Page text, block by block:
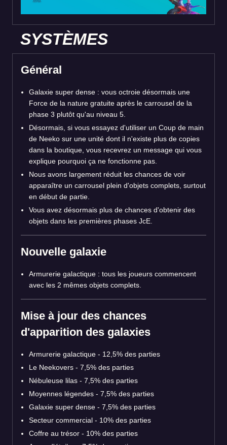
SYSTÈMES
Général
Galaxie super dense : vous octroie désormais une
Force de la nature gratuite après le carrousel de la
phase 3 plutôt qu'au niveau 5.
Désormais, si vous essayez d'utiliser un Coup de main
de Neeko sur une unité dont il n'existe plus de copies
dans la boutique, vous recevrez un message qui vous
explique pourquoi ça ne fonctionne pas.
Nous avons largement réduit les chances de voir
apparaître un carrousel plein d'objets complets, surtout
en début de partie.
Vous avez désormais plus de chances d'obtenir des
objets dans les premières phases JcE.
Nouvelle galaxie
Armurerie galactique : tous les joueurs commencent
avec les 2 mêmes objets complets.
Mise à jour des chances
d'apparition des galaxies
Armurerie galactique - 12,5% des parties
Le Neekovers - 7,5% des parties
Nébuleuse lilas - 7,5% des parties
Moyennes légendes - 7,5% des parties
Galaxie super dense - 7,5% des parties
Secteur commercial - 10% des parties
Coffre au trésor - 10% des parties